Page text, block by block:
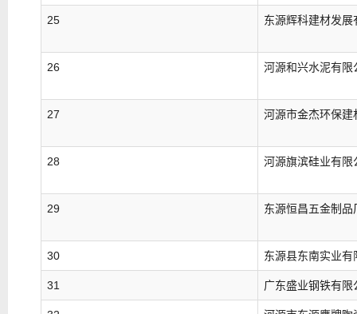
25 东源辉科建材发展
26 河源和兴水泥有限
27 河源市金杰环保建
28 河源旗滨硅业有限
29 东源恒昌五金制品
30 东源县东南实业有
31 广东盛业钢铁有限